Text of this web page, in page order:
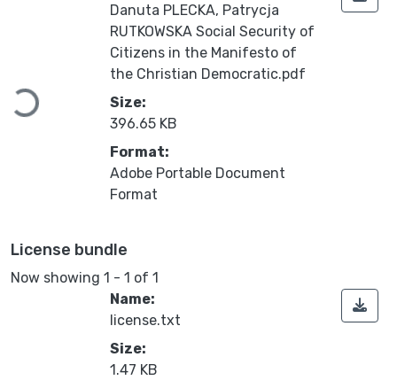
Loading...
Danuta PLECKA, Patrycja
RUTKOWSKA Social Security of
Citizens in the Manifesto of
the Christian Democratic.pdf
Size:
396.65 KB
Format:
Adobe Portable Document
Format
License bundle
Now showing 1 - 1 of 1
Name:
license.txt
Size:
1.47 KB